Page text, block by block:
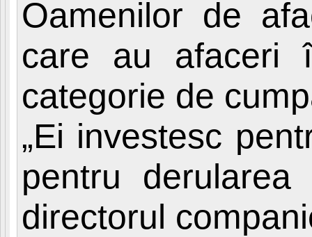
Oamenilor de
care au afaceri
categorie de
„Ei investesc
pentru derularea
directorul